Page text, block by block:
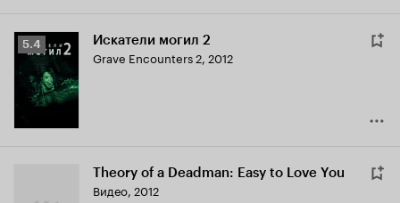
Рейтинг
Кинопоиска
5.4
5.4 Искатели могил 2
Grave Encounters 2, 2012
Theory of a Deadman: Easy to Love You
Видео, 2012